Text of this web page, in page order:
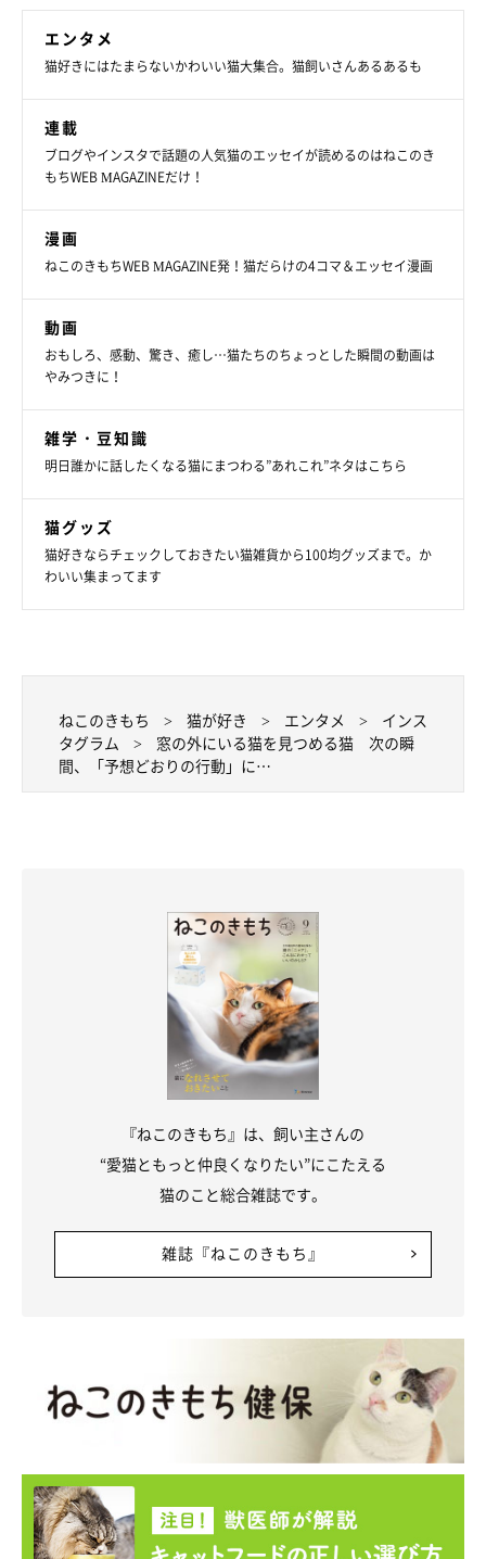
エンタメ
猫好きにはたまらないかわいい猫大集合。猫飼いさんあるあるも
連載
ブログやインスタで話題の人気猫のエッセイが読めるのはねこのき
もちWEB MAGAZINEだけ！
漫画
ねこのきもちWEB MAGAZINE発！猫だらけの4コマ＆エッセイ漫画
動画
おもしろ、感動、驚き、癒し…猫たちのちょっとした瞬間の動画は
やみつきに！
雑学・豆知識
明日誰かに話したくなる猫にまつわる”あれこれ”ネタはこちら
猫グッズ
猫好きならチェックしておきたい猫雑貨から100均グッズまで。か
わいい集まってます
ねこのきもち 猫が好き エンタメ
インス
タグラム
窓の外にいる猫を見つめる猫 次の瞬
間、「予想どおりの行動」に…
『ねこのきもち』は、飼い主さんの
“愛猫ともっと仲良くなりたい”にこたえる
猫のこと総合雑誌です。
雑誌『ねこのきもち』